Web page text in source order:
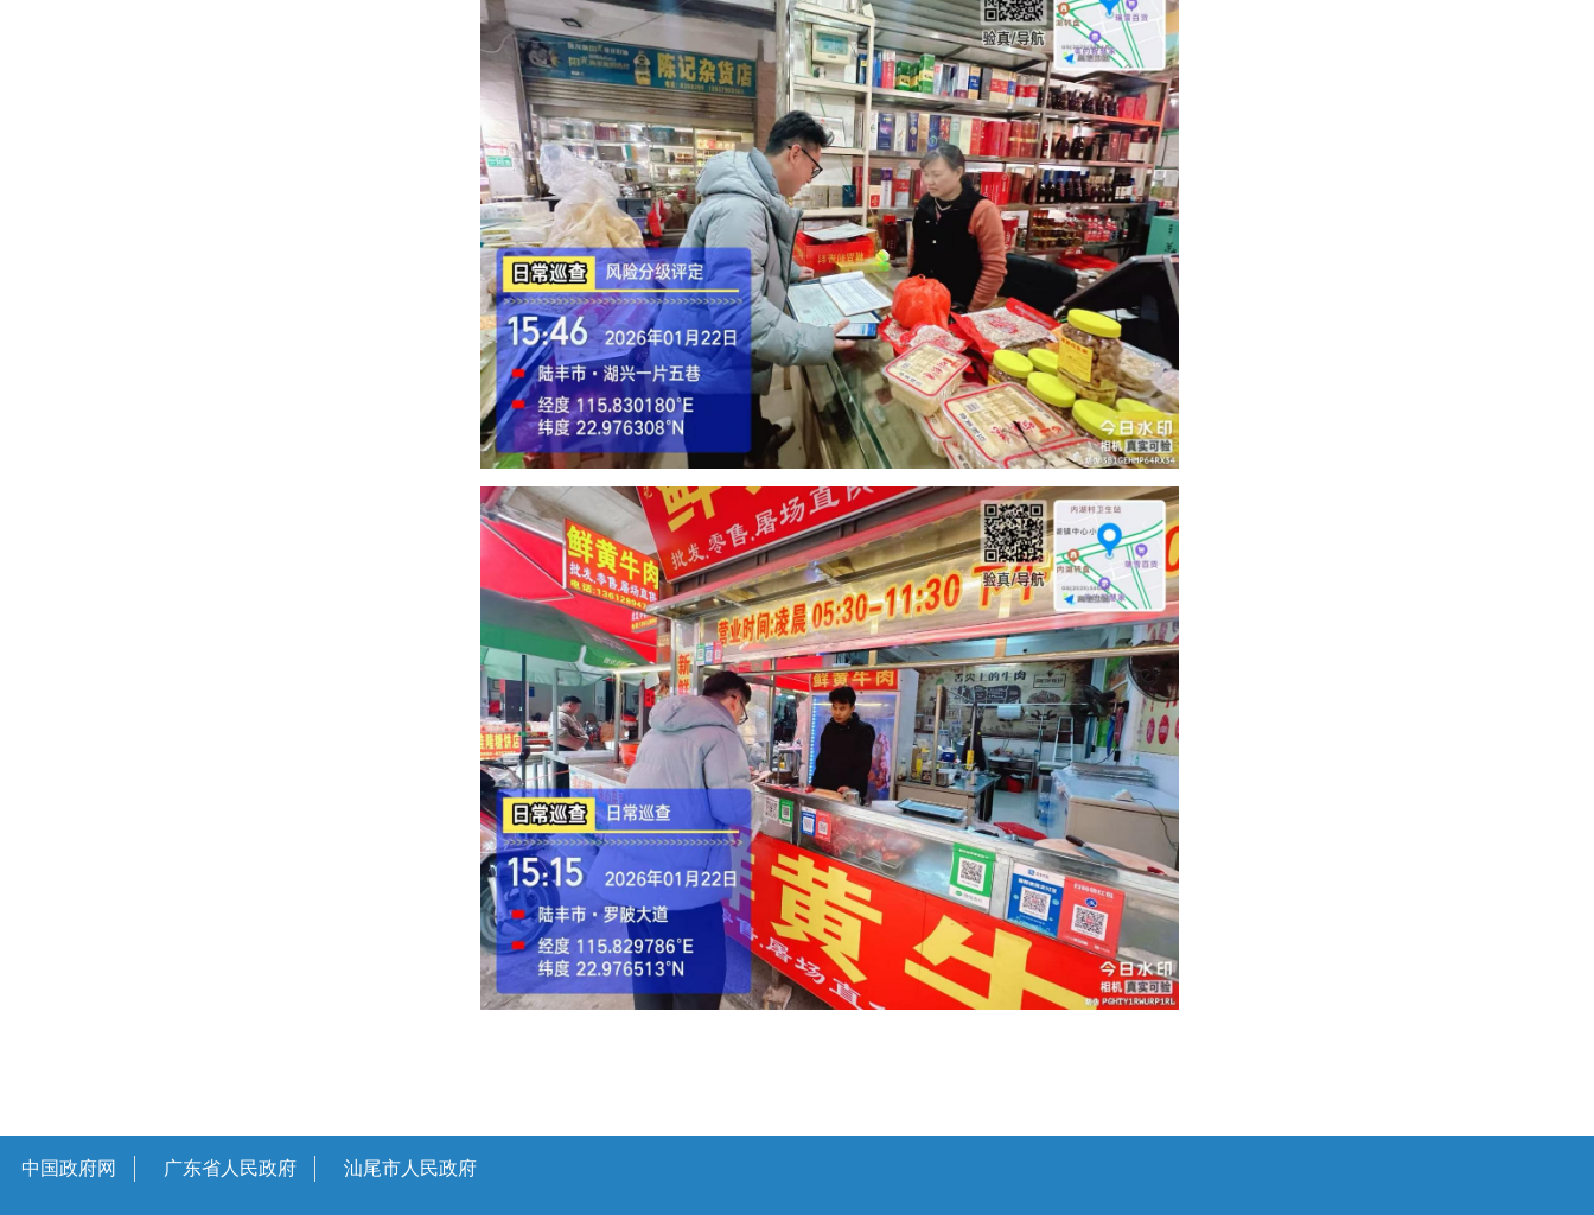
中国政府网 广东省人民政府 汕尾市人民政府